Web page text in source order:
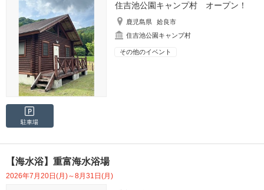
住吉池公園キャンプ村 オープン！
鹿児島県
姶良市
住吉池公園キャンプ村
その他のイベント
駐車場
【海水浴】重富海水浴場
2026年7月20日(月)～8月31日(月)